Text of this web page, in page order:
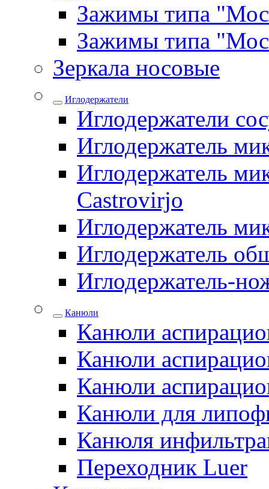
Зажимы типа
Зажимы типа
Зеркала носовые
Иглодержатели
Иглодержатели
Иглодержатель
Иглодержатель
Castrovirjo
Иглодержатель
Иглодержатель
Иглодержатель-
Канюли
Канюли
Канюли
Канюли
Канюли для
Канюля
Переходник Luer